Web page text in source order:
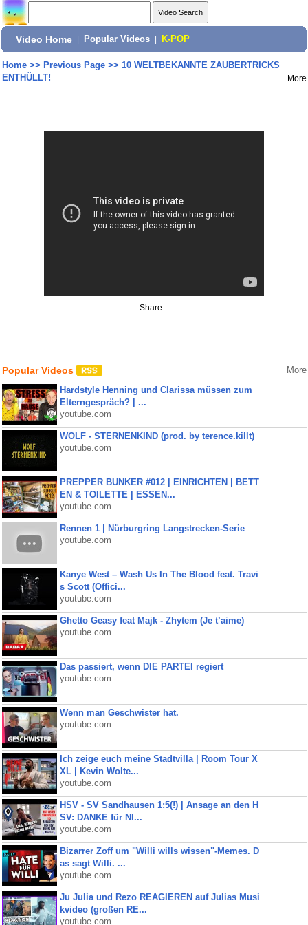
Video Home Popular Videos K-POP
Home>> Previous Page>> 10 WELTBEKANNTE ZAUBERTRICKS
ENTHÜLLT!
More
Share:
Popular Videos More
Hardstyle Henning und Clarissa müssen zum
Elterngespräch? | ...
youtube.com
WOLF - STERNENKIND (prod. by terence.killt)
youtube.com
PREPPER BUNKER #012 | EINRICHTEN | BETT
EN & TOILETTE | ESSEN...
youtube.com
Rennen 1 | Nürburgring Langstrecken-Serie
youtube.com
Kanye West – Wash Us In The Blood feat. Travi
s Scott (Offici...
youtube.com
Ghetto Geasy feat Majk - Zhytem (Je t’aime)
youtube.com
Das passiert, wenn DIE PARTEI regiert
youtube.com
Wenn man Geschwister hat.
youtube.com
Ich zeige euch meine Stadtvilla | Room Tour X
XL | Kevin Wolte...
youtube.com
HSV - SV Sandhausen 1:5(!) | Ansage an den H
SV: DANKE für NI...
youtube.com
Bizarrer Zoff um "Willi wills wissen"-Memes. D
as sagt Willi. ...
youtube.com
Ju Julia und Rezo REAGIEREN auf Julias Musi
kvideo (großen RE...
youtube.com